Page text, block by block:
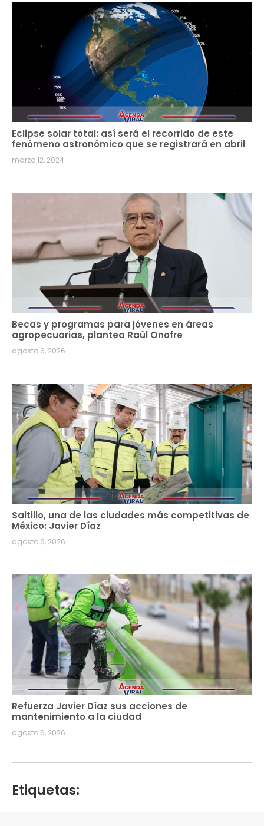
Eclipse solar total: así será el recorrido de este
fenómeno astronómico que se registrará en abril
marzo 12, 2024
Becas y programas para jóvenes en áreas
agropecuarias, plantea Raúl Onofre
agosto 6, 2026
Saltillo, una de las ciudades más competitivas de
México: Javier Díaz
agosto 6, 2026
Refuerza Javier Díaz sus acciones de
mantenimiento a la ciudad
agosto 6, 2026
Etiquetas: